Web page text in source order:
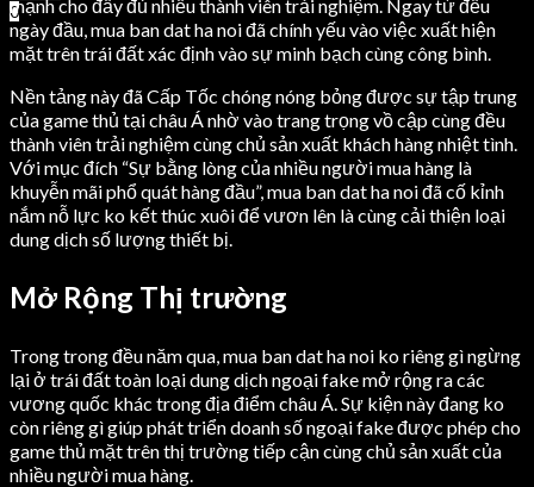
0
mạnh cho đầy đủ nhiều thành viên trải nghiệm. Ngay từ đều
ngày đầu, mua ban dat ha noi đã chính yếu vào việc xuất hiện
mặt trên trái đất xác định vào sự minh bạch cùng công bình.
Nền tảng này đã Cấp Tốc chóng nóng bỏng được sự tập trung
của game thủ tại châu Á nhờ vào trang trọng vồ cập cùng đều
thành viên trải nghiệm cùng chủ sản xuất khách hàng nhiệt tình.
Với mục đích “Sự bằng lòng của nhiều người mua hàng là
khuyễn mãi phổ quát hàng đầu”, mua ban dat ha noi đã cố kỉnh
nắm nỗ lực ko kết thúc xuôi để vươn lên là cùng cải thiện loại
dung dịch số lượng thiết bị.
Mở Rộng Thị trường
Trong trong đều năm qua, mua ban dat ha noi ko riêng gì ngừng
lại ở trái đất toàn loại dung dịch ngoại fake mở rộng ra các
vương quốc khác trong địa điểm châu Á. Sự kiện này đang ko
còn riêng gì giúp phát triển doanh số ngoại fake được phép cho
game thủ mặt trên thị trường tiếp cận cùng chủ sản xuất của
nhiều người mua hàng.